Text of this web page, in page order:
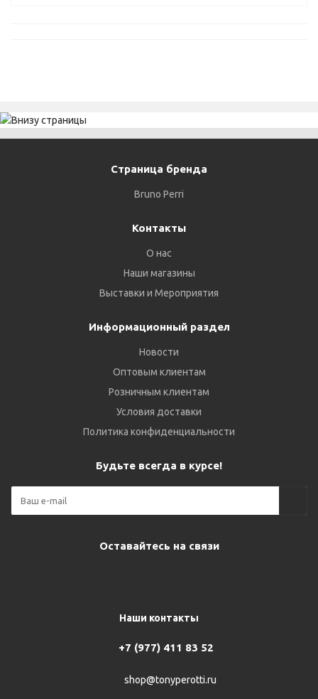
Страница бренда
Bruno Perri
Контакты
О нас
Наши магазины
Выставки и Мероприятия
Информационный раздел
Новости
Оптовым клиентам
Розничным клиентам
Условия доставки
Политика конфиденциальности
Будьте всегда в курсе!
Оставайтесь на связи
Наши контакты
+7 (977) 411 83 52
shop@tonyperotti.ru